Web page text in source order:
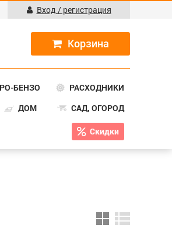
Вход / регистрация
БЕНЗО
РАСХОДНИКИ
ДОМ САД, ОГОРОД
Скидки